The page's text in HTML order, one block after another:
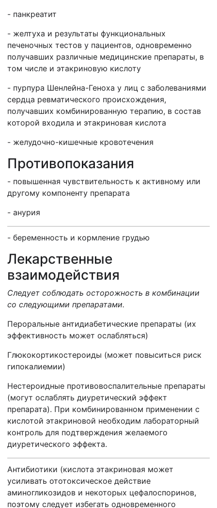
- панкреатит
- желтуха и результаты функциональных
печеночных тестов у пациентов, одновременно
получавших различные медицинские препараты, в
том числе и этакриновую кислоту
- пурпура Шенлейна-Геноха у лиц с заболеваниями
сердца ревматического происхождения,
получавших комбинированную терапию, в состав
которой входила и этакриновая кислота
- желудочно-кишечные кровотечения
Противопоказания
- повышенная чувствительность к активному или
другому компоненту препарата
- анурия
- беременность и кормление грудью
Лекарственные
взаимодействия
Следует соблюдать осторожность в комбинации
со следующими препаратами.
Пероральные антидиабетические препараты (их
эффективность может ослабляться)
Глюкокортикостероиды (может повыситься риск
гипокалиемии)
Нестероидные противовоспалительные препараты
(могут ослаблять диуретический эффект
препарата). При комбинированном применении с
кислотой этакриновой необходим лабораторный
контроль для подтверждения желаемого
диуретического эффекта.
Антибиотики (кислота этакриновая может
усиливать ототоксическое действие
аминогликозидов и некоторых цефалоспоринов,
поэтому следует избегать одновременного